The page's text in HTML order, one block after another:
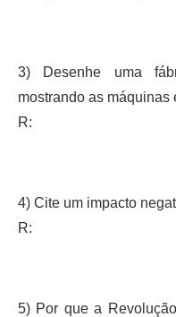
3) Desenhe uma
mostrando as máquinas
R:
4) Cite um impacto
R:
5) Por que a